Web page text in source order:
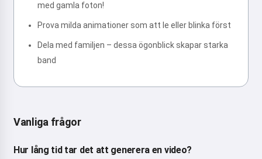
med gamla foton!
Prova milda animationer som att le eller blinka först
Dela med familjen – dessa ögonblick skapar starka
band
Vanliga frågor
Hur lång tid tar det att generera en video?